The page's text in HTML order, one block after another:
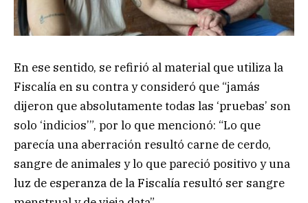
En ese sentido, se refirió al material que utiliza la
Fiscalía en su contra y consideró que “jamás
dijeron que absolutamente todas las ‘pruebas’ son
solo ‘indicios’”, por lo que mencionó: “Lo que
parecía una aberración resultó carne de cerdo,
sangre de animales y lo que pareció positivo y una
luz de esperanza de la Fiscalía resultó ser sangre